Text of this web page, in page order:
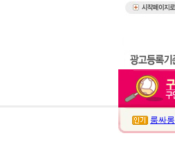
룸싸롱